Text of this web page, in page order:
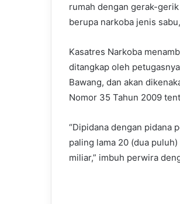
rumah dengan gerak-
berupa narkoba jenis
Kasatres Narkoba
ditangkap oleh
Bawang, dan akan
Nomor 35 Tahun 2009
“Dipidana dengan pidana
paling lama 20 (dua
miliar,” imbuh perwira